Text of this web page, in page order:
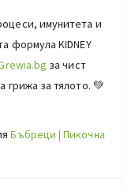
имунитета и
формула KIDNEY
за чист
грижа за тялото. 💚
Бъбреци | Пикочна